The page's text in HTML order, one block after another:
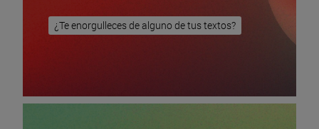
¿Te enorgulleces de alguno de tus textos?